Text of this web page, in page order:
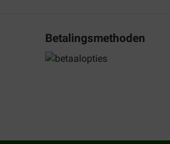
Betalingsmethoden